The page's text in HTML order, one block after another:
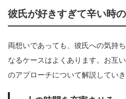
彼氏が好きすぎて辛い時
両想いであっても、彼氏への気持
なるケースはよくあります。お互
のアプローチについて解説していき